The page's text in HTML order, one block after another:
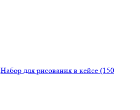
Набор для рисования в кейсе (150